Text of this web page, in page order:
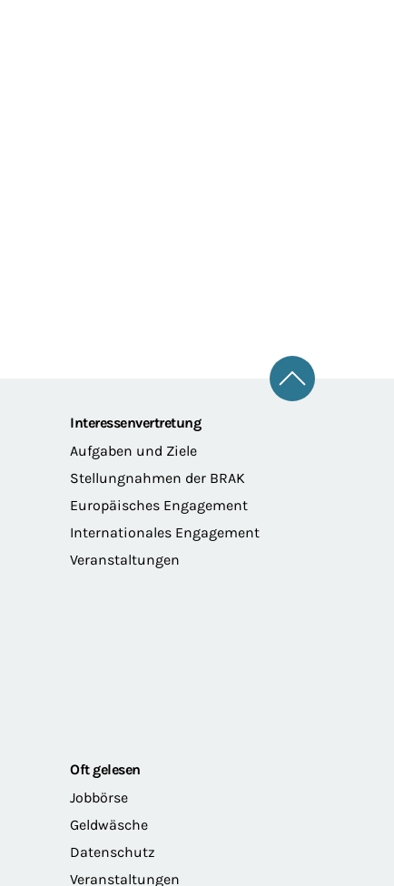
Zum
Interessenvertretung
Aufgaben und Ziele
Stellungnahmen der BRAK
Europäisches Engagement
Internationales Engagement
Veranstaltungen
Oft gelesen
Jobbörse
Geldwäsche
Datenschutz
Veranstaltungen